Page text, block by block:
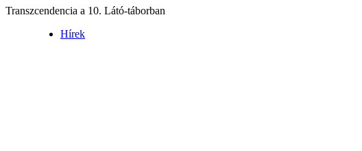
Transzcendencia a 10. Látó-táborban
Hírek